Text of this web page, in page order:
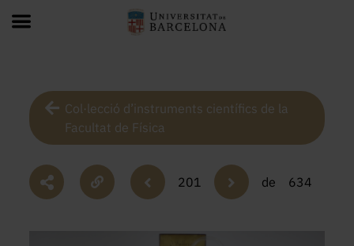
Col·lecció d’instruments científics de la
Facultat de Física
201 de 634